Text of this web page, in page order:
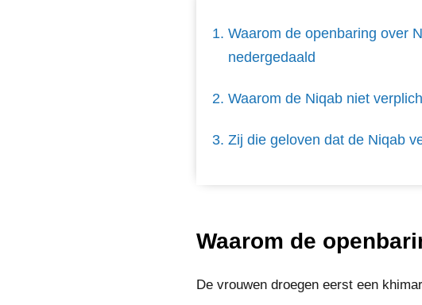
Waarom de openbaring over
nedergedaald
Waarom de Niqab niet
Zij die geloven dat de Niqab
Waarom de
De vrouwen droegen eerst een